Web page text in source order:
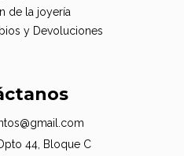
de la joyería
y Devoluciones
44, Bloque C